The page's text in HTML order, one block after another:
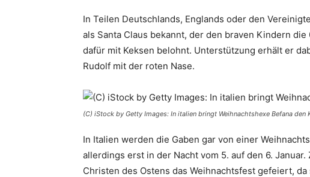
In Teilen Deutschlands, Englands oder den
als Santa Claus bekannt, der den braven Kindern
dafür mit Keksen belohnt. Unterstützung erhält er
Rudolf mit der roten Nase.
(C) iStock by Getty Images: In italien bringt Weihnachtshexe Befana den
In Italien werden die Gaben gar von einer
allerdings erst in der Nacht vom 5. auf den 6.
Christen des Ostens das Weihnachtsfest gefeiert,